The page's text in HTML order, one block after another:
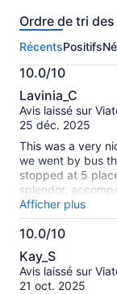
a
sur
cette
activité.
Plus
de
renseignements
les
avis
vérifiés
Ordre de tri
RécentsPositifs
10.0/10
10.0
sur
10
Lavinia_C
Avis laissé sur
25 déc. 2025
This was a very
we went by bus
stopped at 5
splendor,
enough time at
recommended!
Afficher plus
10.0/10
10.0
sur
10
Kay_S
Avis laissé sur
21 oct. 2025